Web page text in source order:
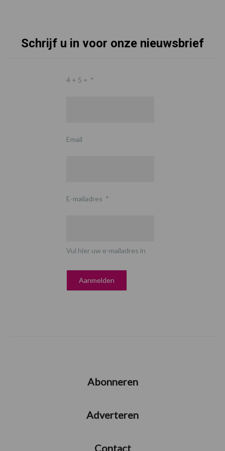
Schrijf u in voor onze nieuwsbrief
4 + 5 = *
Email
E-mailadres *
Vul hier uw e-mailadres in
Abonneren
Adverteren
Contact